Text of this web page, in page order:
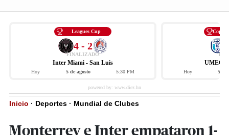
Leagues Cup
4 - 2
FINALIZADO
Inter Miami - San Luis
Hoy 5 de agosto 5:30 PM
Copa
Hoy 5 de
Inicio · Deportes · Mundial de Clubes
Monterrey e Inter empataron 1-